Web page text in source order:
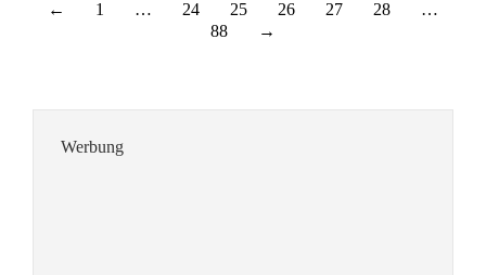
← 1 … 24 25 26 27 28
…
88
→
Werbung